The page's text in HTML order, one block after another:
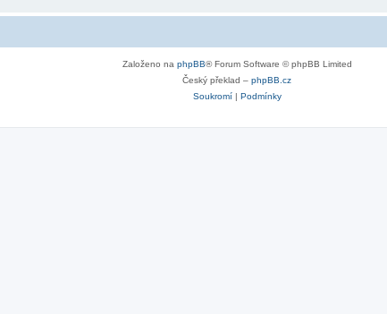
Založeno na phpBB® Forum Software © phpBB Limited
Český překlad – phpBB.cz
Soukromí| Podmínky